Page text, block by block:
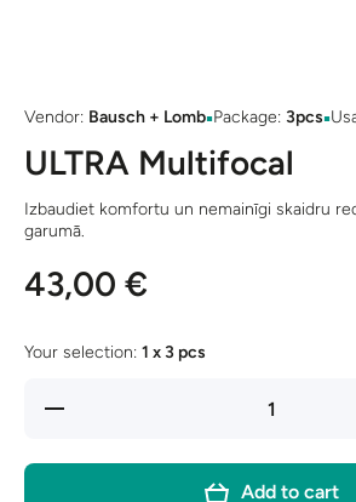
Vendor: Bausch + Lomb▪Package: 3pcs▪
ULTRA Multifocal
Izbaudiet komfortu un nemainīgi skaidru
garumā.
43,00 €
Your selection: 1 x 3 pcs
Decrease
Add to cart